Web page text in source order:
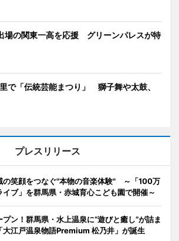
場の関東一高を応援 グリーンパレスが特
で「伝統芸能まつり」 獅子舞や太鼓、
プレスリリース
の笑顔をつなぐ"本物の音楽体験" ～「100万
イブ」を群馬県・赤城育心こども園で開催～
ン！群馬県・水上温泉に“遊びと癒し”が詰ま
大江戸温泉物語Premium 松乃井」が誕生